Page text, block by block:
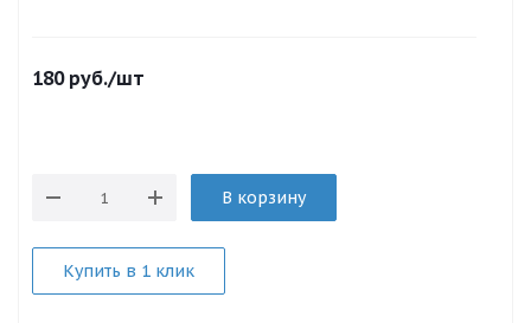
180руб./шт
В корзину
Купить в 1 клик